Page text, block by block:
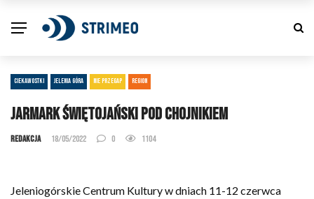
CIEKAWOSTKI JELENIA GÓRA NIE PRZEGAP REGION
Jarmark Świętojański pod Chojnikiem
Redakcja 18/05/2022 0 1104
Jeleniogórskie Centrum Kultury w dniach 11-12 czerwca